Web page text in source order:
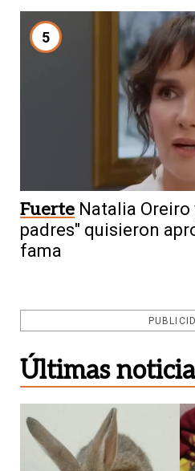
5
Fuerte Natalia Oreiro
padres" quisieron
fama
Últimas